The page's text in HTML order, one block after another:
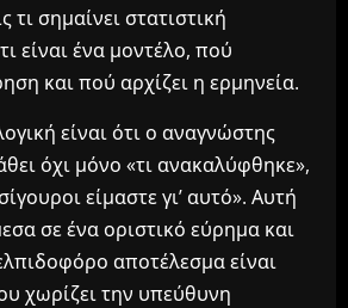
τι σημαίνει στατιστική
είναι ένα μοντέλο, πού
και πού αρχίζει η ερμηνεία.
είναι ότι ο αναγνώστης
όχι μόνο «τι ανακαλύφθηκε»,
είμαστε γι’ αυτό». Αυτή
σε ένα οριστικό εύρημα και
αποτέλεσμα είναι
χωρίζει την υπεύθυνη